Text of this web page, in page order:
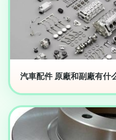
汽車配件 原廠和副廠有什